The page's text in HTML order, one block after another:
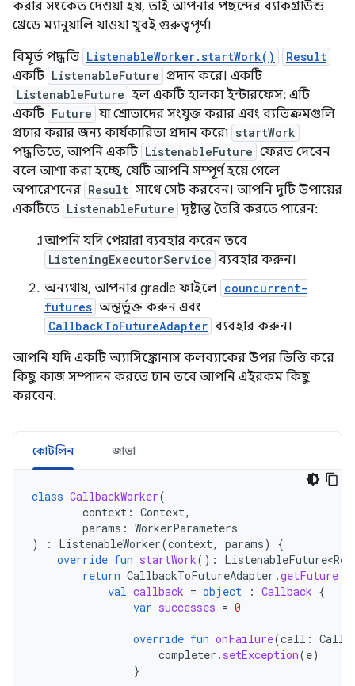
করার সংকেত দেওয়া হয়, তাই আপনার পছন্দের ব্যাকগ্রাউন্ড
থ্রেডে ম্যানুয়ালি যাওয়া খুবই গুরুত্বপূর্ণ।
বিমূর্ত পদ্ধতি ListenableWorker.startWork() Result
একটি ListenableFuture প্রদান করে। একটি
ListenableFuture হল একটি হালকা ইন্টারফেস: এটি
একটি Future যা শ্রোতাদের সংযুক্ত করার এবং ব্যতিক্রমগুলি
প্রচার করার জন্য কার্যকারিতা প্রদান করে৷ startWork
পদ্ধতিতে, আপনি একটি ListenableFuture ফেরত দেবেন
বলে আশা করা হচ্ছে, যেটি আপনি সম্পূর্ণ হয়ে গেলে
অপারেশনের Result সাথে সেট করবেন। আপনি দুটি উপায়ের
একটিতে ListenableFuture দৃষ্টান্ত তৈরি করতে পারেন:
আপনি যদি পেয়ারা ব্যবহার করেন তবে
ListeningExecutorService ব্যবহার করুন।
অন্যথায়, আপনার gradle ফাইলে councurrent-
futures অন্তর্ভুক্ত করুন এবং
CallbackToFutureAdapter ব্যবহার করুন।
আপনি যদি একটি অ্যাসিঙ্ক্রোনাস কলব্যাকের উপর ভিত্তি করে
কিছু কাজ সম্পাদন করতে চান তবে আপনি এইরকম কিছু
করবেন:
কোটলিন জাভা
class CallbackWorker(
context : Context,
params : WorkerParameters
)
: ListenableWorker(context, params)
{
override fun startWork():
return CallbackToFutureAdapter .getFuture
val callback = object : Callback {
var successes = 0
override fun onFailure(call : Call
completer . setException(e)
}